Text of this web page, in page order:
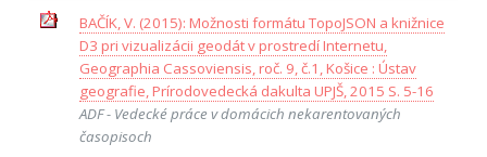
BAČÍK, V. (2015): Možnosti formátu TopoJSON a knižnice
D3 pri vizualizácii geodát v prostredí Internetu,
Geographia Cassoviensis, roč. 9, č.1, Košice : Ústav
geografie, Prírodovedecká dakulta UPJŠ, 2015 S. 5-16
ADF - Vedecké práce v domácich nekarentovaných
časopisoch